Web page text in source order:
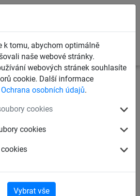
k tomu, abychom optimálně
naše webové stránky.
webových stránek souhlasíte
cookie. Další informace
Ochrana osobních údajů.
cookies
cookies
Vybrat vše
Kontejnerové sítě a plachty pro
PE 240 g/m2